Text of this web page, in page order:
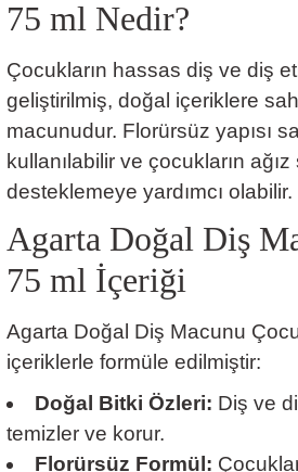
75 ml Nedir?
Çocukların hassas diş ve diş
geliştirilmiş, doğal içeriklere
macunudur. Florürsüz yapısı
kullanılabilir ve çocukların ağız
desteklemeye yardımcı olabilir.
Agarta Doğal Diş
75 ml İçeriği
Agarta Doğal Diş Macunu
içeriklerle formüle edilmiştir:
Doğal Bitki Özleri: Diş ve
temizler ve korur.
Florürsüz Formül: